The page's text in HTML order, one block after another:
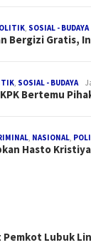
, SOSIAL - BUDAYA
Bergizi Gratis,
, SOSIAL - BUDAYA
Bertemu
, NASIONAL,
Hasto
Pemkot Lubuk